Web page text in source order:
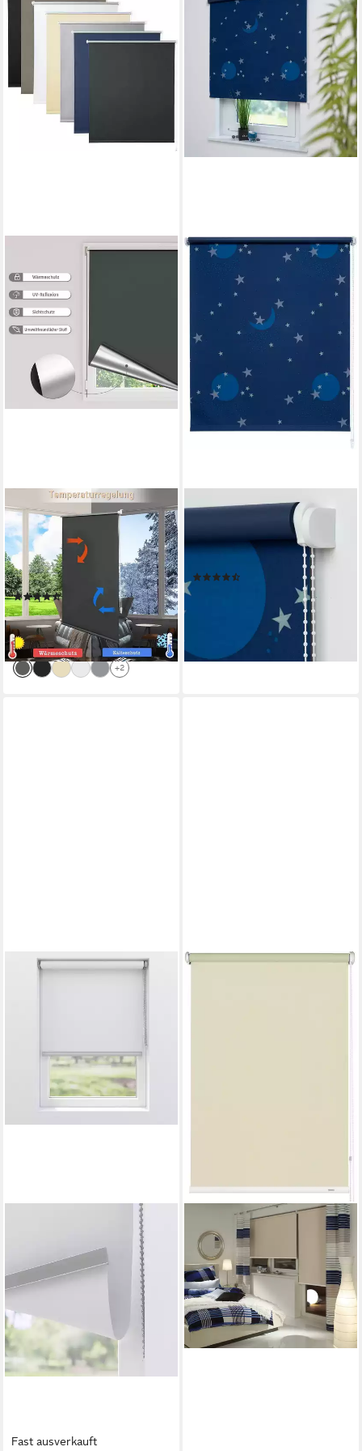
WOLTU
Verdunklungsrollo,
verdunkelnd, verspannt,
Klemmfix, ohne Bohren
easyfix
ab 11,77 € 33,00 €
-64%
lieferbar - in 3-4 Werktagen bei dir
+2
LIEDECO
Sternenhimmel, verdunkelnd,
freihängend, verschraubt
lieferbar - in 3-4 Werktagen bei dir
Fast ausverkauft